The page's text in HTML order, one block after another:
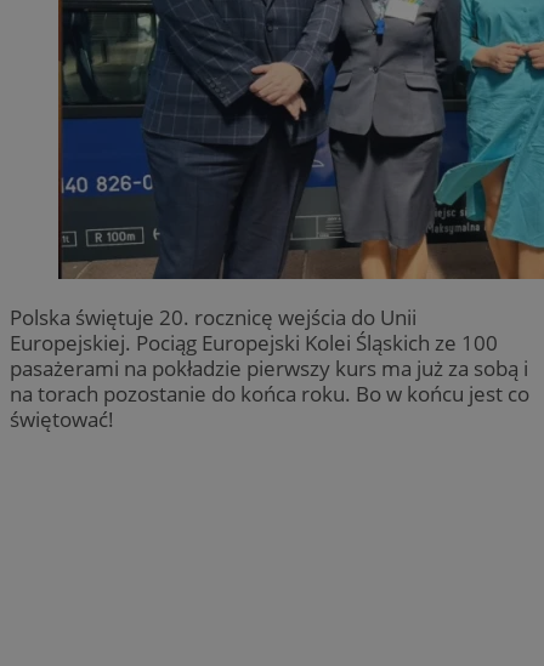
Polska świętuje 20. rocznicę wejścia do Unii
Europejskiej. Pociąg Europejski Kolei Śląskich ze 100
pasażerami na pokładzie pierwszy kurs ma już za sobą i
na torach pozostanie do końca roku. Bo w końcu jest co
świętować!